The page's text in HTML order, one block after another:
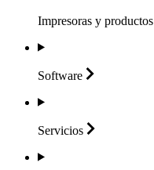
Impresoras y productos
Software
Servicios